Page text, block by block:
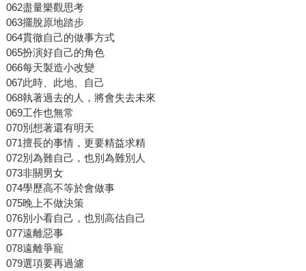
062盡量樂觀思考
063擺脫原地踏步
064貫徹自己的做事方式
065扮演好自己的角色
066每天製造小改變
067此時、此地、自己
068執著過去的人，將會失去未來
069工作也無常
070別想著還有明天
071擅長的事情，更要精益求精
072別為難自己，也別為難別人
073非關男女
074學歷高不等於會做事
075晚上不做決策
076別小看自己，也別高估自己
077遠離惡事
078遠離爭寵
079選項要再過濾